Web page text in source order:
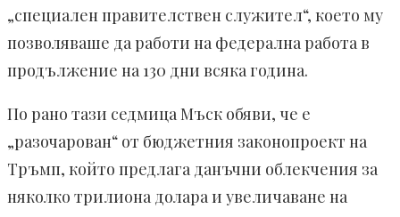
„специален правителствен служител“, което му
позволяваше да работи на федерална работа в
продължение на 130 дни всяка година.
По рано тази седмица Мъск обяви, че е
„разочарован“ от бюджетния законопроект на
Тръмп, който предлага данъчни облекчения за
няколко трилиона долара и увеличаване на